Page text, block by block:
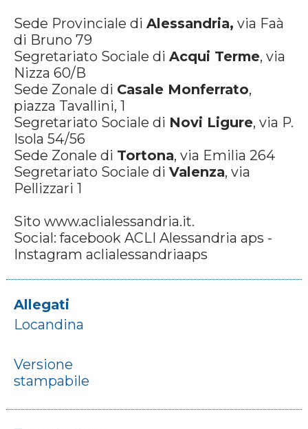
Sede Provinciale di Alessandria, via Faà
di Bruno 79
Segretariato Sociale di Acqui Terme, via
Nizza 60/B
Sede Zonale di Casale Monferrato,
piazza Tavallini, 1
Segretariato Sociale di Novi Ligure, via P.
Isola 54/56
Sede Zonale di Tortona, via Emilia 264
Segretariato Sociale di Valenza, via
Pellizzari 1
Sito www.aclialessandria.it.
Social: facebook ACLI Alessandria aps -
Instagram aclialessandriaaps
Allegati
Locandina
Versione
stampabile